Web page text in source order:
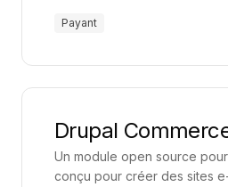
réelle opportunité de
processus plus fluides et à
Payant
Drupal
Un module open source pour
conçu pour créer des sites